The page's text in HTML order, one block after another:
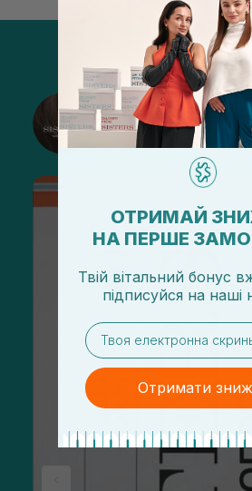
@sisters_stelmakh в
Підписатися
ОТРИМАЙ
НА ПЕРШЕ
Твій вітальний бонус
підписуйся на наші
email
Отримати